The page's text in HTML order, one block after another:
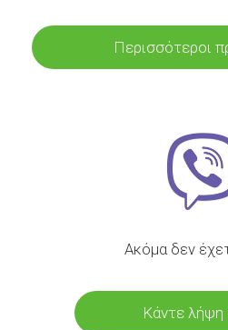
Περισσότεροι
Ακόμα δεν
Κάντε